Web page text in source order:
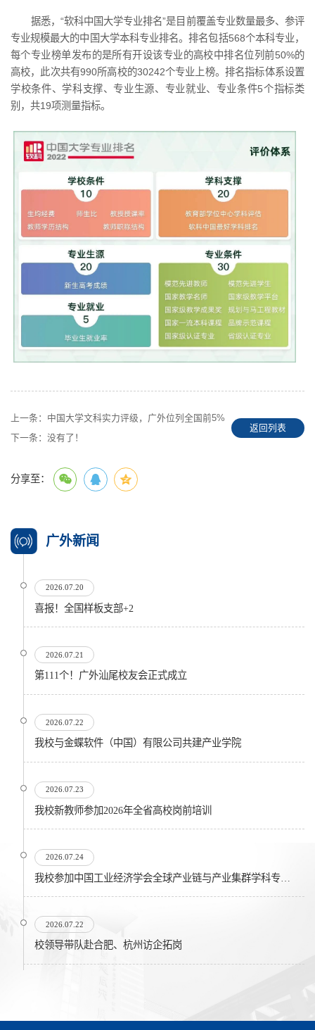
据悉，“软科中国大学专业排名”是目前覆盖专业数量最多、参评
专业规模最大的中国大学本科专业排名。排名包括568个本科专业，
每个专业榜单发布的是所有开设该专业的高校中排名位列前50%的
高校，此次共有990所高校的30242个专业上榜。排名指标体系设置
学校条件、学科支撑、专业生源、专业就业、专业条件5个指标类
别，共19项测量指标。
上一条： 中国大学文科实力评级，广外位列全国前5%
下一条： 没有了！
返回列表
分享至：
广外新闻
2026.07.20
喜报！全国样板支部+2
2026.07.21
第111个！广外汕尾校友会正式成立
2026.07.22
我校与金蝶软件（中国）有限公司共建产业学院
2026.07.23
我校新教师参加2026年全省高校岗前培训
2026.07.24
2026.07.22
校领导带队赴合肥、杭州访企拓岗